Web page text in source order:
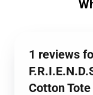
1 reviews
Cotton